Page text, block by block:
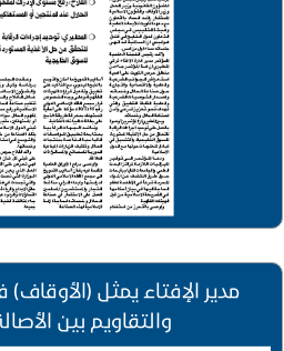
مدير الإفتاء يمثل
والتقاويم بين